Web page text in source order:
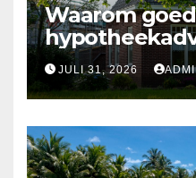
Waarom goed
dan alleen
JULI 31, 2026